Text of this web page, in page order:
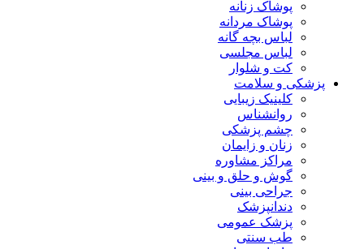
پوشاک زنانه
پوشاک مردانه
لباس بچه گانه
لباس مجلسی
کت و شلوار
پزشکی و سلامت
کلینیک زیبایی
روانشناس
چشم پزشکی
زنان و زایمان
مراکز مشاوره
گوش و حلق و بینی
جراحی بینی
دندانپزشک
پزشک عمومی
طب سنتی